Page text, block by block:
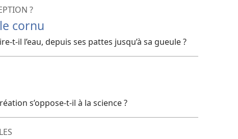
?
cornu
t-il l’eau, depuis ses pattes jusqu’à sa gueule ?
s’oppose-t-il à la science ?